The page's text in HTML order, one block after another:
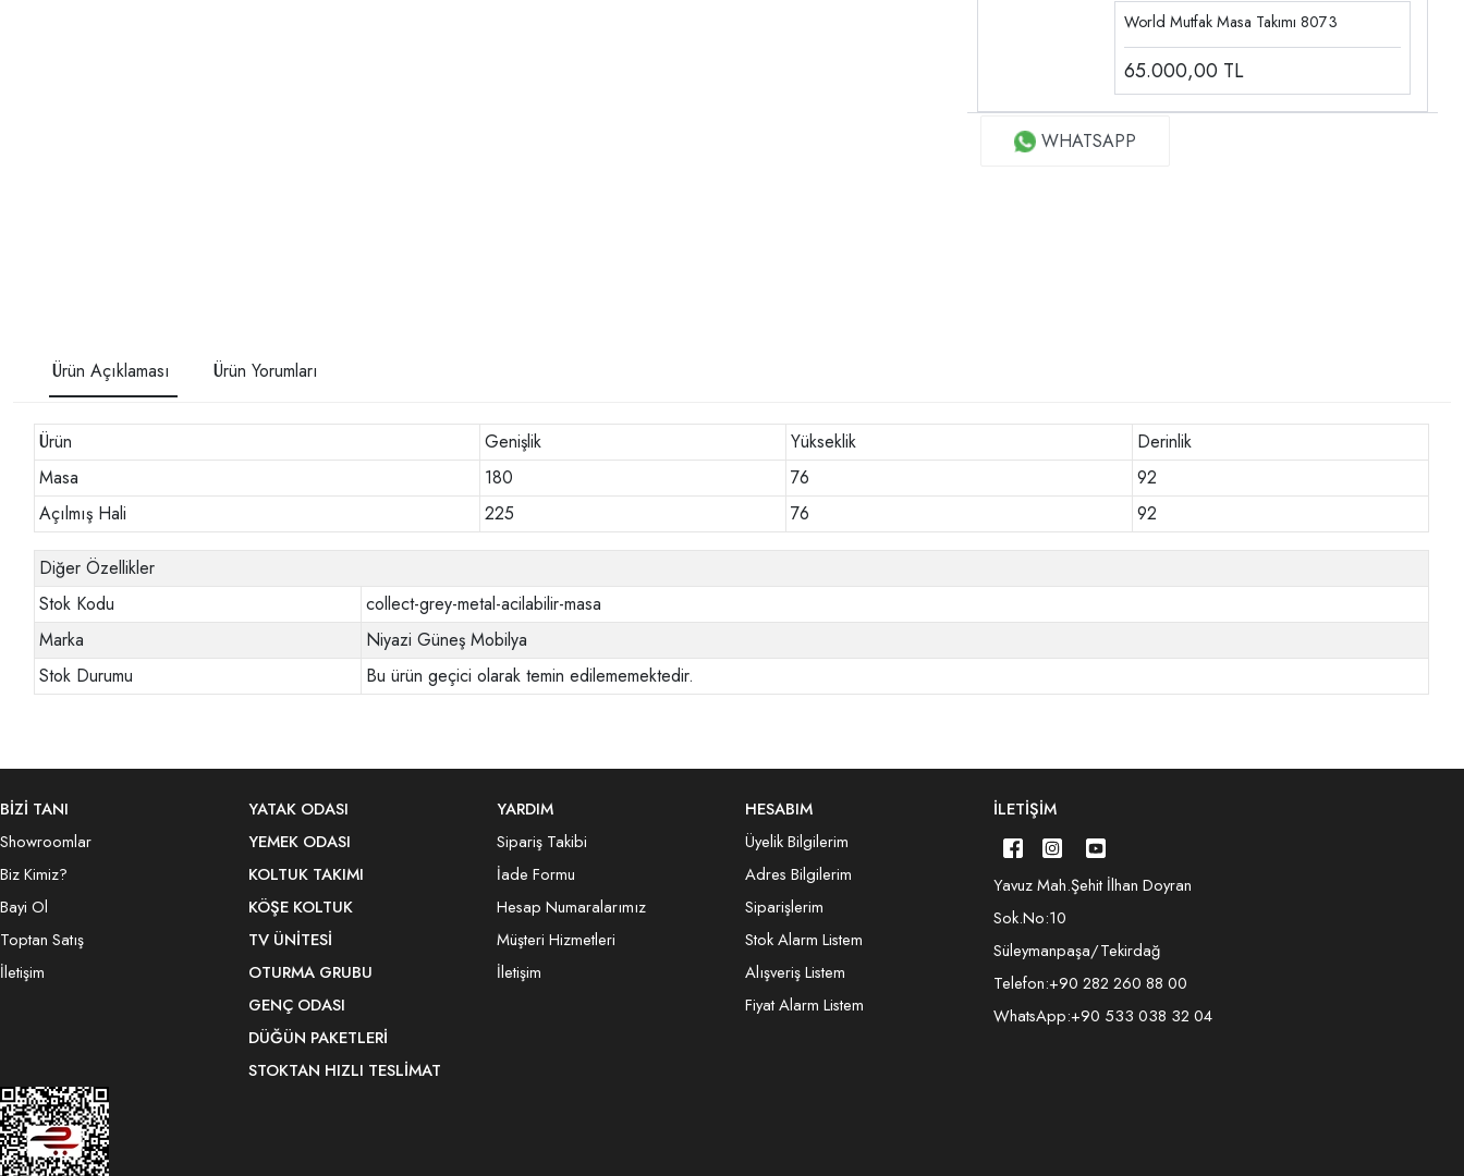
World Mutfak Masa Takımı 8073
65.000,00 TL
WHATSAPP
Ürün Açıklaması Ürün Yorumları
Ürün Genişlik Yükseklik
Derinlik
Masa
180 76
92
Açılmış Hali
225 76 92
Diğer Özellikler
Stok Kodu
collect-grey-metal-acilabilir-masa
Marka
Niyazi Güneş Mobilya
Stok Durumu
Bu ürün geçici olarak temin edilememektedir.
BİZİ TANI
Showroomlar
Biz Kimiz?
Bayi Ol
Toptan Satış
İletişim
YATAK ODASI
YEMEK ODASI
KOLTUK TAKIMI
KÖŞE KOLTUK
TV ÜNITESI
OTURMA GRUBU
GENÇ ODASI
DÜĞÜN PAKETLERI
STOKTAN HIZLI TESLIMAT
YARDIM
Sipariş Takibi
İade Formu
Hesap Numaralarımız
Müşteri Hizmetleri
İletişim
HESABIM
Üyelik Bilgilerim
Adres Bilgilerim
Siparişlerim
Stok Alarm Listem
Alışveriş Listem
Fiyat Alarm Listem
İLETIŞIM
Yavuz Mah.Şehit İlhan Doyran
Sok.No:10
Süleymanpaşa/Tekirdağ
Telefon:+90 282 260 88 00
WhatsApp:+90 533 038 32 04